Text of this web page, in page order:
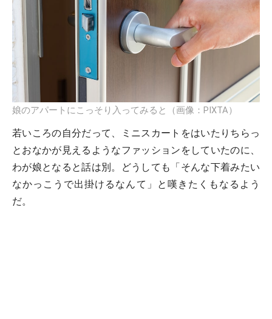
娘のアパートにこっそり入ってみると（画像：PIXTA）
若いころの自分だって、ミニスカートをはいたりちらっ
とおなかが見えるようなファッションをしていたのに、
わが娘となると話は別。どうしても「そんな下着みたい
なかっこうで出掛けるなんて」と嘆きたくもなるよう
だ。